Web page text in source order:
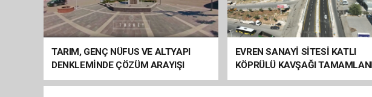
TARIM, GENÇ NÜFUS VE ALTYAPI
DENKLEMİNDE ÇÖZÜM ARAYIŞI
EVREN SANAYİ SİTESİ KATLI
KÖPRÜLÜ KAVŞAĞI
ARAÇ GEÇİŞLERİ BAŞLADI